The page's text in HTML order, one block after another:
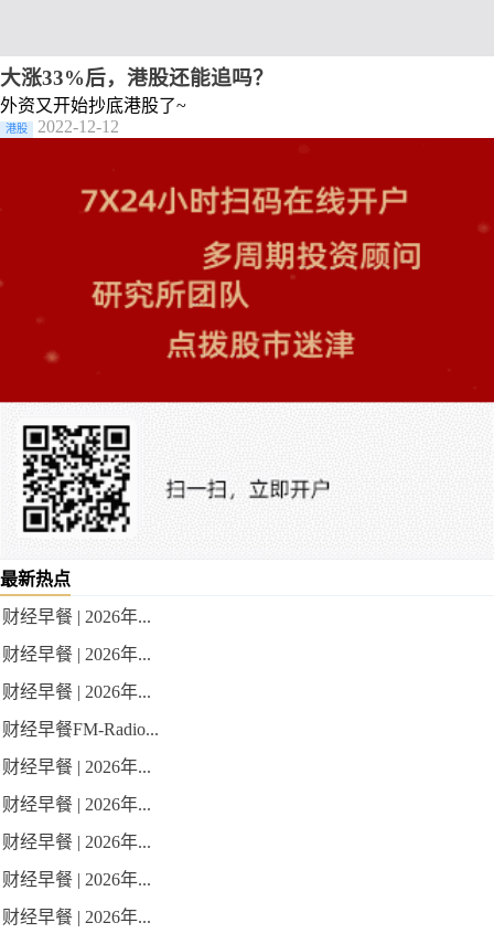
大涨33%后，港股还能追吗？
外资又开始抄底港股了~
港股 2022-12-12
最新热点
财经早餐 | 2026年...
财经早餐 | 2026年...
财经早餐 | 2026年...
财经早餐FM-Radio...
财经早餐 | 2026年...
财经早餐 | 2026年...
财经早餐 | 2026年...
财经早餐 | 2026年...
财经早餐 | 2026年...